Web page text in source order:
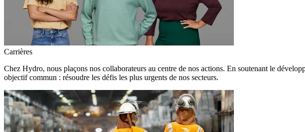
Carrières
Chez Hydro, nous plaçons nos collaborateurs au centre de nos actions. En soutenant le
objectif commun : résoudre les défis les plus urgents de nos secteurs.